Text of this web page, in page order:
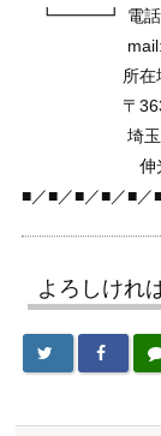
┗━━━┛ 電話
mail:
所在
〒363-
埼玉県桶川
伸光ビ
■／■／■／■／■／
よろしけれ